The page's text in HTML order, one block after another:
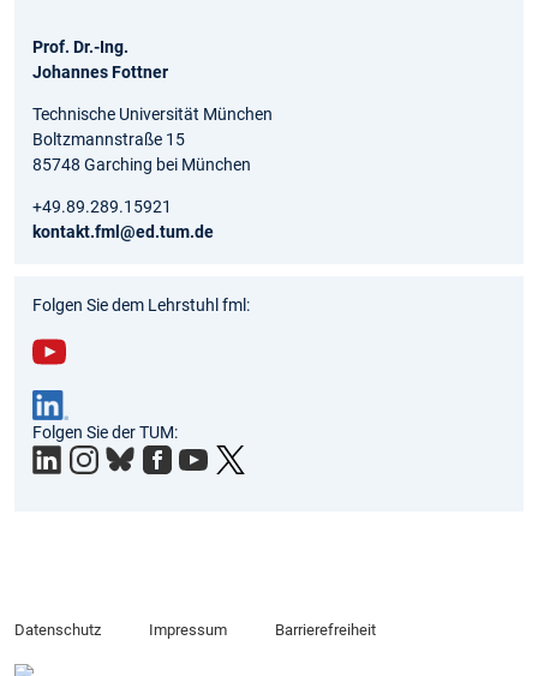
Prof. Dr.-Ing.
Johannes Fottner
Technische Universität München
Boltzmannstraße 15
85748 Garching bei München
+49.89.289.15921
kontakt.fml@ed.tum.de
Folgen Sie dem Lehrstuhl fml:
You
tub
e
Folgen Sie der TUM:
Datenschutz Impressum Barrierefreiheit